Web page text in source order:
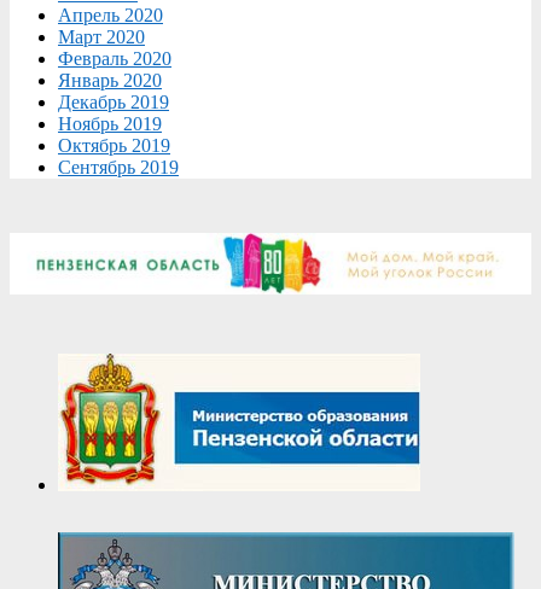
Апрель 2020
Март 2020
Февраль 2020
Январь 2020
Декабрь 2019
Ноябрь 2019
Октябрь 2019
Сентябрь 2019